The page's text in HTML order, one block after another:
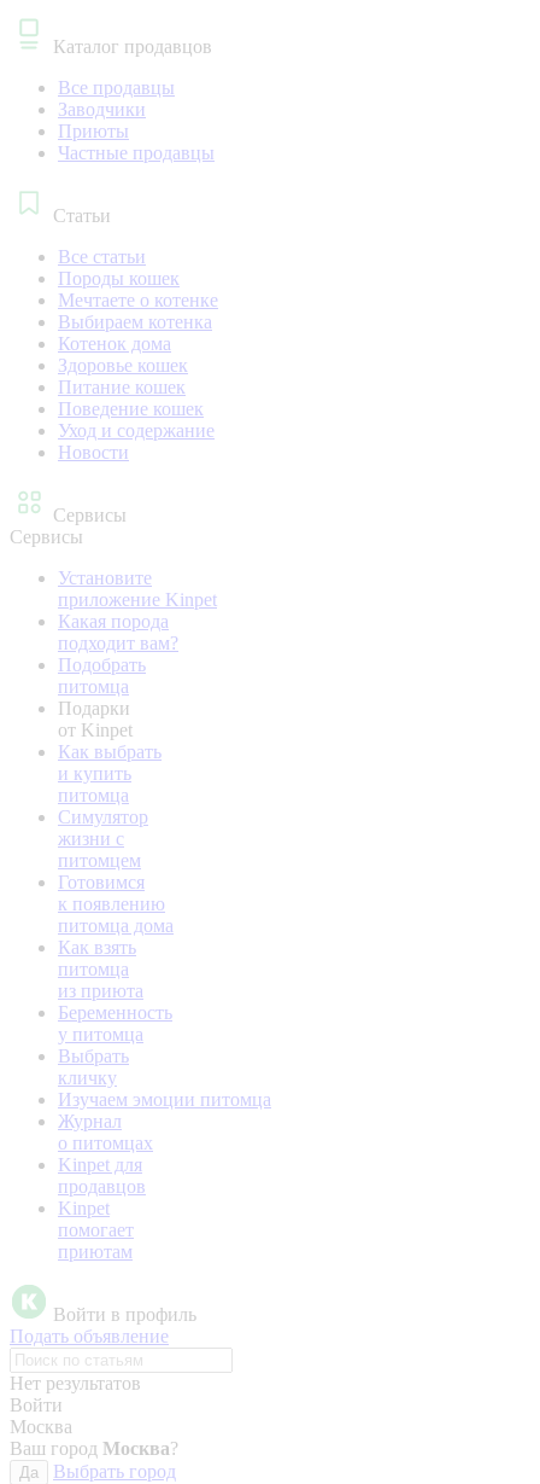
Каталог продавцов
Все продавцы
Заводчики
Приюты
Частные продавцы
Статьи
Все статьи
Породы кошек
Мечтаете о котенке
Выбираем котенка
Котенок дома
Здоровье кошек
Питание кошек
Поведение кошек
Уход и содержание
Новости
Сервисы
Сервисы
Установите
приложение Kinpet
Какая порода
подходит вам?
Подобрать
питомца
Подарки
от Kinpet
Как выбрать
и купить
питомца
Симулятор
жизни с
питомцем
Готовимся
к появлению
питомца дома
Как взять
питомца
из приюта
Беременность
у питомца
Выбрать
кличку
Изучаем эмоции питомца
Журнал
о питомцах
Kinpet для
продавцов
Kinpet
помогает
приютам
Войти в профиль
Подать объявление
Нет результатов
Войти
Москва
Ваш город Москва?
Да
Выбрать город